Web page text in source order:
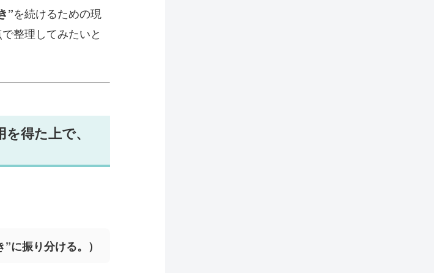
”を続けるための現
整理してみたいと
得た上で、
に振り分ける。）